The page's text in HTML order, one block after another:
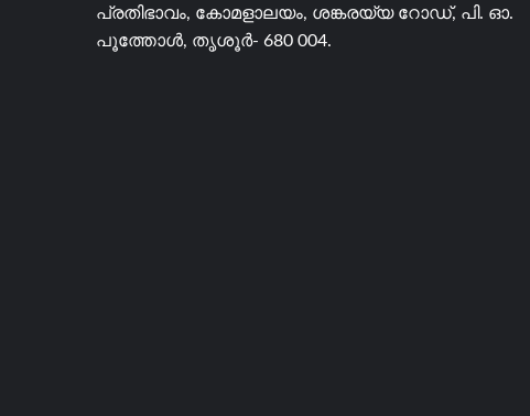
പ്രതിഭാവം, കോമളാലയം, ശങ്കരയ്യ റോഡ്, പി. ഓ.
പൂത്തോൾ, തൃശൂർ- 680 004.